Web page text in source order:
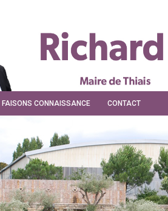
FAISONS CONNAISSANCE CONTACT